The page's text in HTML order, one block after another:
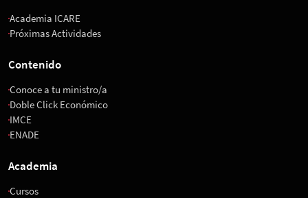
Academia ICARE
Próximas Actividades
Contenido
Conoce a tu ministro/a
Doble Click Económico
IMCE
ENADE
Academia
Cursos